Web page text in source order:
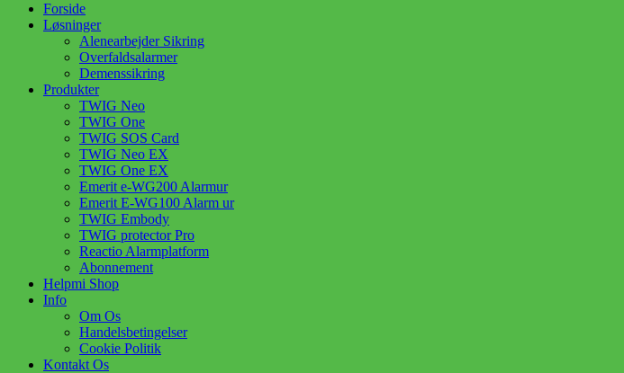
Forside
Løsninger
Alenearbejder Sikring
Overfaldsalarmer
Demenssikring
Produkter
TWIG Neo
TWIG One
TWIG SOS Card
TWIG Neo EX
TWIG One EX
Emerit e-WG200 Alarmur
Emerit E-WG100 Alarm ur
TWIG Embody
TWIG protector Pro
Reactio Alarmplatform
Abonnement
Helpmi Shop
Info
Om Os
Handelsbetingelser
Cookie Politik
Kontakt Os